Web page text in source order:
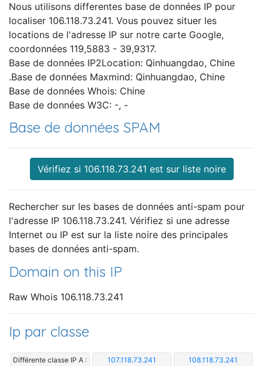
Nous utilisons differentes base de données IP pour
localiser 106.118.73.241. Vous pouvez situer les
locations de l'adresse IP sur notre carte Google,
coordonnées 119,5883 - 39,9317.
Base de données IP2Location: Qinhuangdao, Chine
.Base de données Maxmind: Qinhuangdao, Chine
Base de données Whois: Chine
Base de données W3C: -, -
Base de données SPAM
Vérifiez si 106.118.73.241 est sur liste noire
Rechercher sur les bases de données anti-spam pour
l'adresse IP 106.118.73.241. Vérifiez si une adresse
Internet ou IP est sur la liste noire des principales
bases de données anti-spam.
Domain on this IP
Raw Whois 106.118.73.241
Ip par classe
Différente classe IP A : 107.118.73.241 108.118.73.241